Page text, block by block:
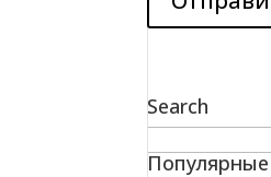
Search